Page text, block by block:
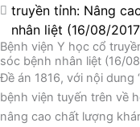
truyền tỉnh: Nâng
nhân liệt (16/08/
Bệnh viện Y học cổ
sóc bệnh nhân liệt (16/
Đề án 1816, với nội
bệnh viện tuyến trên về
nâng cao chất lượng